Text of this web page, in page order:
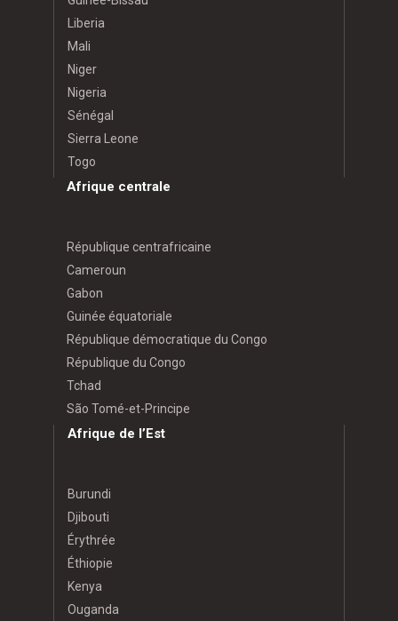
Liberia
Mali
Niger
Nigeria
Sénégal
Sierra Leone
Togo
Afrique centrale
République centrafricaine
Cameroun
Gabon
Guinée équatoriale
République démocratique du Congo
République du Congo
Tchad
São Tomé-et-Principe
Afrique de l’Est
Burundi
Djibouti
Érythrée
Éthiopie
Kenya
Ouganda